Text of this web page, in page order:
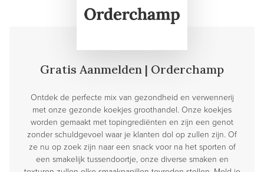
Gratis Aanmelden | Orderchamp
Ontdek de perfecte mix van gezondheid en verwennerij
met onze gezonde koekjes groothandel. Onze koekjes
worden gemaakt met topingrediënten en zijn een genot
zonder schuldgevoel waar je klanten dol op zullen zijn. Of
ze nu op zoek zijn naar een snack voor na het sporten of
een smakelijk tussendoortje, onze diverse smaken en